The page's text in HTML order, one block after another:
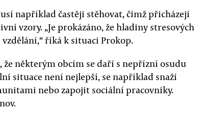
například častěji stěhovat, čímž přicházejí
vzory. „Je prokázáno, že hladiny stresových
říká k situaci Prokop.
některým obcím se daří s nepřízní osudu
situace není nejlepší, se například snaží
nebo zapojit sociální pracovníky.